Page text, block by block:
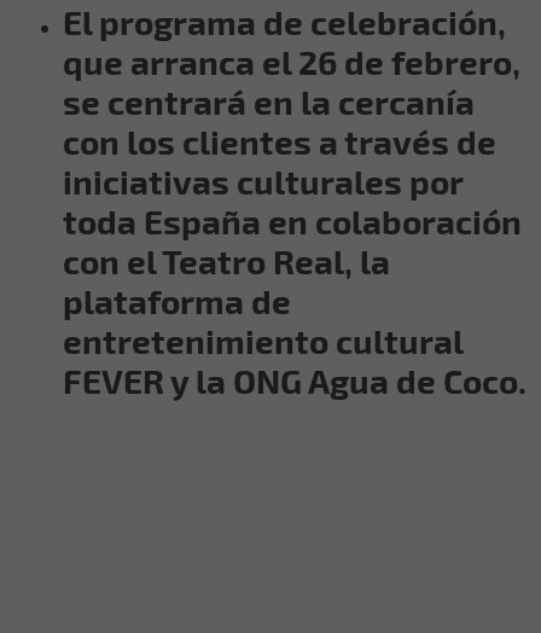
El programa de celebración,
que arranca el 26 de febrero,
se centrará en la cercanía
con los clientes a través de
iniciativas culturales por
toda España en colaboración
con el Teatro Real, la
plataforma de
entretenimiento cultural
FEVER y la ONG Agua de Coco.